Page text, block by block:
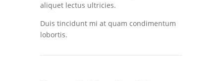
aliquet lectus ultricies.
Duis tincidunt mi at quam condimentum
lobortis.